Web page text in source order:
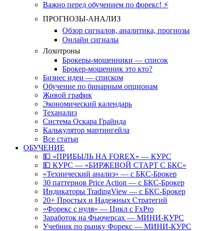
Важно перед обучением по форекс! ⚡
ПРОГНОЗЫ-АНАЛИЗ
Обзор сигналов, аналитика, прогнозы
Онлайн сигналы
Лохотроны
Брокеры-мошенники — список
Брокер-мошенник это кто?
Бизнес идеи — списком
Обучение по бинарным опционам
Живой график
Экономический календарь
Теханализ
Система Оскара Грайнда
Калькулятор мартингейла
Все статьи
ОБУЧЕНИЕ
💵 «ПРИБЫЛЬ НА FOREX» — КУРС
💵 КУРС — «БИРЖЕВОЙ СТАРТ С БКС»
«Технический анализ» — с БКС-Брокер
30 паттернов Price Action — с БКС-Брокер
Индикаторы TradingView — с БКС-Брокер
20+ Простых и Надежных Стратегий
«Форекс с нуля» — Цикл с FxPro
Заработок на Фьючерсах — МИНИ-КУРС
Учебник по рынку Форекс — МИНИ-КУРС